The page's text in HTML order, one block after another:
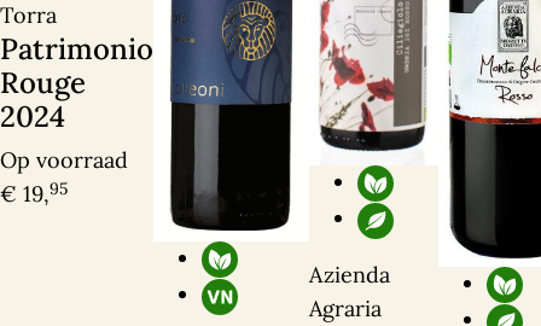
Ik heb interesse
Torra
Patrimonio
Rouge
2024
Op voorraad
€ 19,95
Azienda
Agraria